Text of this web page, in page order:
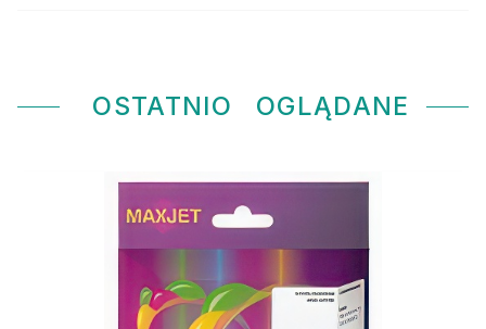
OSTATNIO OGLĄDANE